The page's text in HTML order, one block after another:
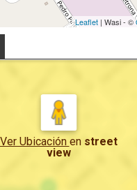
Leaflet | Wasi - ©
Ver Ubicación en street
view